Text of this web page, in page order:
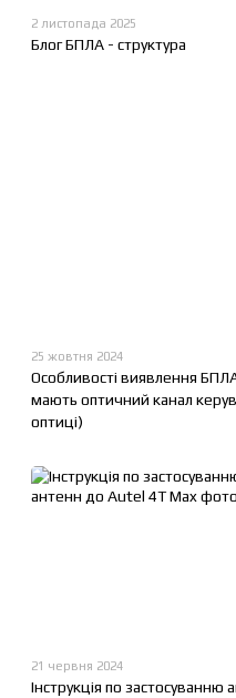
2 листопада 2025
Блог БПЛА - структура
25 жовтня 2024
Особливості виявлення БПЛА
мають оптичний канал
оптиці)
21 червня 2024
Інструкція по застосуванню